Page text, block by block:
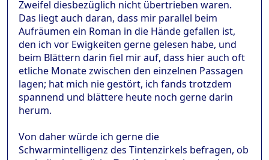
Zweifel diesbezüglich nicht übertrieben waren.
Das liegt auch daran, dass mir parallel beim
Aufräumen ein Roman in die Hände gefallen ist,
den ich vor Ewigkeiten gerne gelesen habe, und
beim Blättern darin fiel mir auf, dass hier auch oft
etliche Monate zwischen den einzelnen Passagen
lagen; hat mich nie gestört, ich fands trotzdem
spannend und blättere heute noch gerne darin
herum.
Von daher würde ich gerne die
Schwarmintelligenz des Tintenzirkels befragen, ob